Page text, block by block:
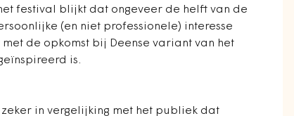
festival blijkt dat ongeveer de helft van de
(en niet professionele) interesse
de opkomst bij Deense variant van het
is.
in vergelijking met het publiek dat